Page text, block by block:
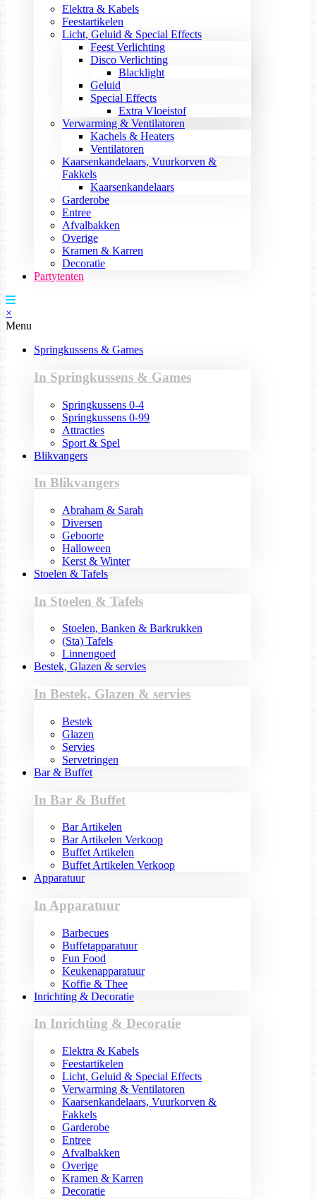
Elektra & Kabels
Feestartikelen
Licht, Geluid & Special Effects
Feest Verlichting
Disco Verlichting
Blacklight
Geluid
Special Effects
Extra Vloeistof
Verwarming & Ventilatoren
Kachels & Heaters
Ventilatoren
Kaarsenkandelaars, Vuurkorven &
Fakkels
Kaarsenkandelaars
Garderobe
Entree
Afvalbakken
Overige
Kramen & Karren
Decoratie
Partytenten
×
Menu
Springkussens & Games
In Springkussens & Games
Springkussens 0-4
Springkussens 0-99
Attracties
Sport & Spel
Blikvangers
In Blikvangers
Abraham & Sarah
Diversen
Geboorte
Halloween
Kerst & Winter
Stoelen & Tafels
In Stoelen & Tafels
Stoelen, Banken & Barkrukken
(Sta) Tafels
Linnengoed
Bestek, Glazen & servies
In Bestek, Glazen & servies
Bestek
Glazen
Servies
Servetringen
Bar & Buffet
In Bar & Buffet
Bar Artikelen
Bar Artikelen Verkoop
Buffet Artikelen
Buffet Artikelen Verkoop
Apparatuur
In Apparatuur
Barbecues
Buffetapparatuur
Fun Food
Keukenapparatuur
Koffie & Thee
Inrichting & Decoratie
In Inrichting & Decoratie
Elektra & Kabels
Feestartikelen
Licht, Geluid & Special Effects
Verwarming & Ventilatoren
Kaarsenkandelaars, Vuurkorven &
Fakkels
Garderobe
Entree
Afvalbakken
Overige
Kramen & Karren
Decoratie